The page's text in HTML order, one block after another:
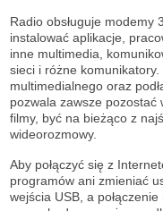
Radio obsługuje modemy
instalować aplikacje,
inne multimedia,
sieci i różne
multimedialnego oraz
pozwala zawsze pozostać
filmy, być na bieżąco z
wideorozmowy.
Aby połączyć się z
programów ani zmieniać
wejścia USB, a